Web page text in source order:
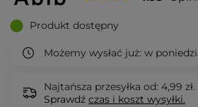
Produkt dostępny
Możemy wysłać już: w
Najtańsza przesyłka od: 4,99 zł.
Sprawdź czas i koszt wysyłki.